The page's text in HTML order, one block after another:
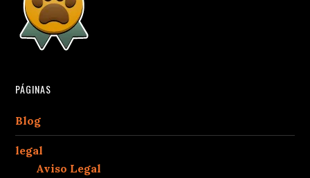
PÁGINAS
Blog
legal
Aviso Legal